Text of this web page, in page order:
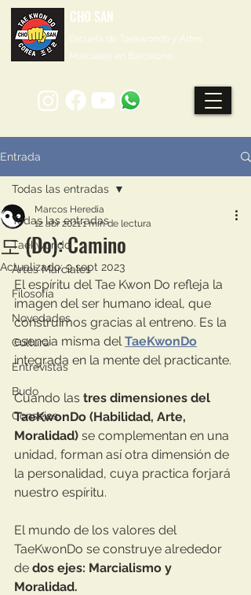
CHO SAN
Escuela de Taekwondo y Artes
Marciales en Barcelona
Entrada
Todas las entradas
Taekwondo
Artes Marciales
Filosofía
Novedades
Cultura
Entrevistas
Budo
Consejos
Todas las entradas
도 (Do): Camino
Marcos Heredia
12 abr 20211 min de lectura
Actualizado:9 sept 2023
El espíritu del Tae Kwon Do refleja la
imagen del ser humano ideal, que
construimos gracias al entreno. Es la
esencia misma del TaeKwonDo
integrada en la mente del practicante.
Cuando las tres dimensiones del
TaeKwonDo (Habilidad, Arte,
Moralidad) se complementan en una
unidad, forman así otra dimensión de
la personalidad, cuya practica forjará
nuestro espíritu.
El mundo de los valores del
TaeKwonDo se construye alrededor
de dos ejes: Marcialismo y
Moralidad.